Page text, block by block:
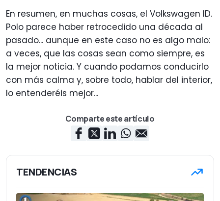
En resumen, en muchas cosas, el Volkswagen ID.
Polo parece haber retrocedido una década al
pasado... aunque en este caso no es algo malo:
a veces, que las cosas sean como siempre, es
la mejor noticia. Y cuando podamos conducirlo
con más calma y, sobre todo, hablar del interior,
lo entenderéis mejor...
Comparte este artículo
TENDENCIAS